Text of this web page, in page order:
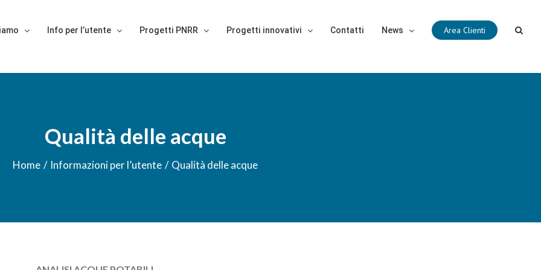
Info per l’utente Progetti PNRR Progetti innovativi Contatti News Area Clienti
Qualità delle acque
Home / Informazioni per l’utente / Qualità delle acque